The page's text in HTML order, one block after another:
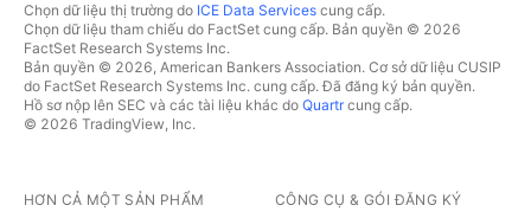
Chọn dữ liệu thị trường do ICE Data Services cung cấp.
Chọn dữ liệu tham chiếu do FactSet cung cấp. Bản quyền © 2026
FactSet Research Systems Inc.
Bản quyền © 2026, American Bankers Association. Cơ sở dữ liệu CUSIP
do FactSet Research Systems Inc. cung cấp. Đã đăng ký bản quyền.
Hồ sơ nộp lên SEC và các tài liệu khác do Quartrcung cấp.
© 2026 TradingView, Inc.
HƠN CẢ MỘT SẢN PHẨM CÔNG CỤ & GÓI ĐĂNG KÝ